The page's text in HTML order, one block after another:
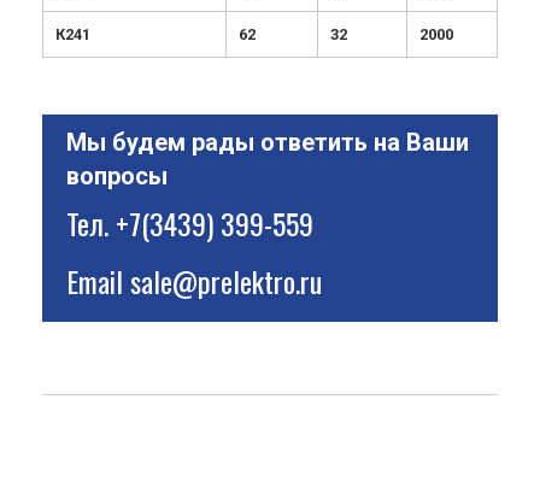
К241 62 32 2000
Мы будем рады ответить на Ваши
вопросы
Тел.+7(3439) 399-559
Emailsale@prelektro.ru